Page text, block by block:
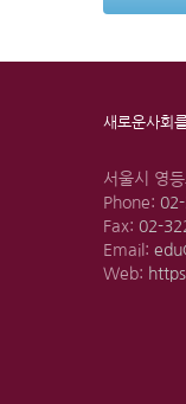
새로운사회
서울시 영
Phone:
Fax: 02-
Email:
Web: